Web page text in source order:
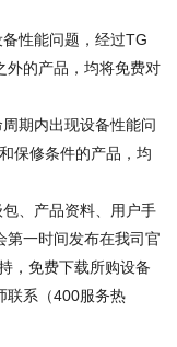
性能问题，经过TG
外的产品，均将免费对
期内出现设备性能问
保修条件的产品，均
、产品资料、用户手
第一时间发布在我司官
，免费下载所购设备
联系（400服务热